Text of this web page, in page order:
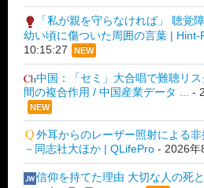
「私が親を守らなければ」 聴覚
幼い頃に傷ついた周囲の言葉 | Hint-
10:15:27
NEW
中国：「セミ」大合唱で難聴リ
間の複合作用 / 中国産業データ ...
-
NEW
外耳からのレーザー照射による
－同志社大ほか | QLifePro - 2026年
信仰を持てた理由 大切な人の死